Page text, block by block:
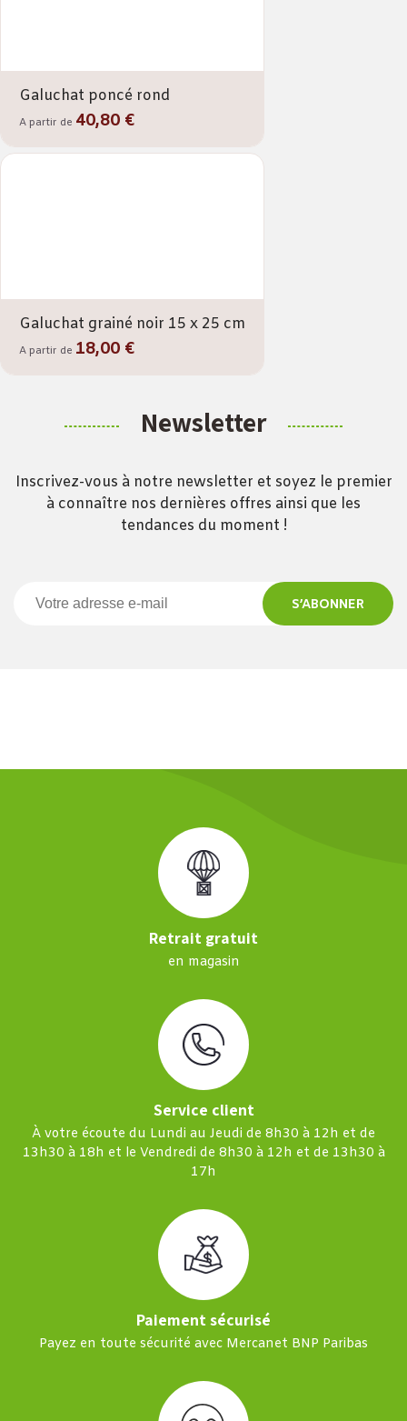
Galuchat poncé rond
A partir de 40,80 €
Galuchat grainé noir 15 x 25 cm
A partir de 18,00 €
Newsletter
Inscrivez-vous à notre newsletter et soyez le premier
à connaître nos dernières offres ainsi que les
tendances du moment !
S’ABONNER
Retrait gratuit
en magasin
Service client
À votre écoute du Lundi au Jeudi de 8h30 à 12h et de
13h30 à 18h et le Vendredi de 8h30 à 12h et de 13h30 à
17h
Paiement sécurisé
Payez en toute sécurité avec Mercanet BNP Paribas